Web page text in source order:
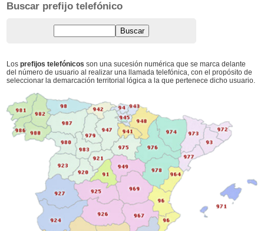
Buscar prefijo telefónico
Losprefijos telefónicos son una sucesión numérica que se marca delante
del número de usuario al realizar una llamada telefónica, con el propósito de
seleccionar la demarcación territorial lógica a la que pertenece dicho usuario.